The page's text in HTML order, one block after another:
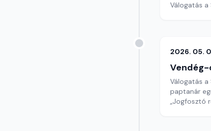
Válogatás a
2026. 05.
Válogatás a
paptanár
„Jogfosztó